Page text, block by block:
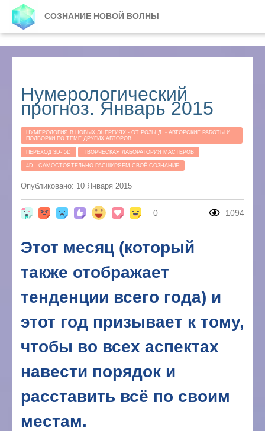
СОЗНАНИЕ НОВОЙ ВОЛНЫ
Нумерологический
прогноз. Январь 2015
НУМЕРОЛОГИЯ В НОВЫХ ЭНЕРГИЯХ - ОТ РОЗЫ Д. - АВТОРСКИЕ РАБОТЫ И
ПОДБОРКИ ПО ТЕМЕ ДРУГИХ АВТОРОВ
ПЕРЕХОД 3D- 5D ТВОРЧЕСКАЯ ЛАБОРАТОРИЯ МАСТЕРОВ
4D - САМОСТОЯТЕЛЬНО РАСШИРЯЕМ СВОЁ СОЗНАНИЕ
Опубликовано: 10 Января 2015
0 1094
Этот месяц (который
также отображает
тенденции всего года) и
этот год призывает к тому,
чтобы во всех аспектах
навести порядок и
расставить всё по своим
местам.